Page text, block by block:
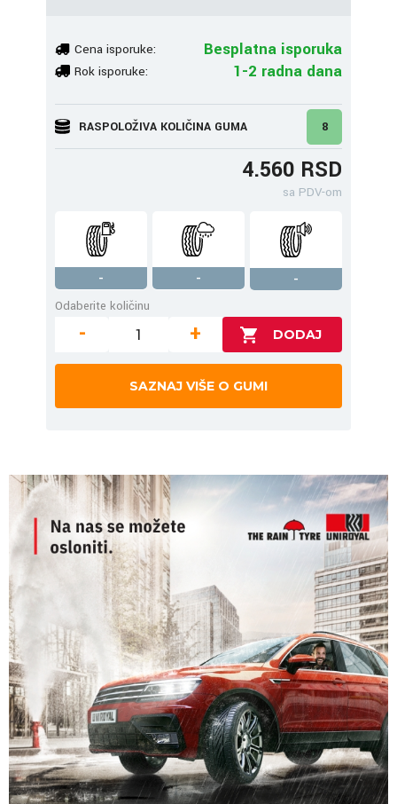
Cena isporuke: Besplatna isporuka
Rok isporuke: 1-2 radna dana
RASPOLOŽIVA KOLIČINA GUMA 8
4.560 RSD
sa PDV-om
- -
-
Odaberite količinu
- +
SAZNAJ VIŠE O GUMI